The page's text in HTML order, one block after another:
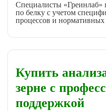
Специалисты «Греинлаб»
по белку с учетом
процессов и нормативных
Купить
зерне с
поддержкой